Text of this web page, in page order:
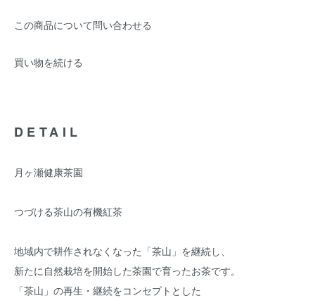
この商品について問い合わせる
買い物を続ける
DETAIL
月ヶ瀬健康茶園
つづける茶山の有機紅茶
地域内で耕作されなくなった「茶山」を継続し、
新たに自然栽培を開始した茶園で育ったお茶です。
「茶山」の再生・継続をコンセプトとした